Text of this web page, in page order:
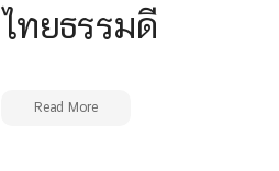
ไทยธรรมดี
Read More